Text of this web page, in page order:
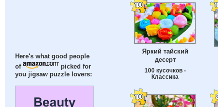
Here's what good people
of
picked for
you jigsaw puzzle lovers:
Яркий тайский
десерт
100 кусочков -
Классика